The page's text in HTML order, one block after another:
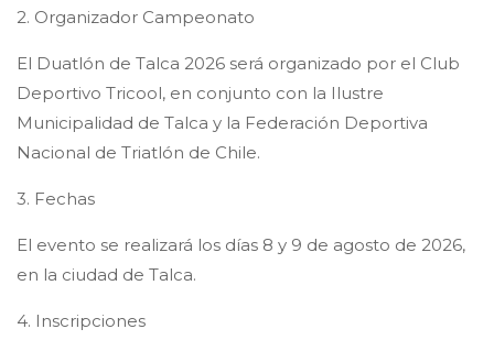
2. Organizador Campeonato
El Duatlón de Talca 2026 será organizado por el Club
Deportivo Tricool, en conjunto con la Ilustre
Municipalidad de Talca y la Federación Deportiva
Nacional de Triatlón de Chile.
3. Fechas
El evento se realizará los días 8 y 9 de agosto de 2026,
en la ciudad de Talca.
4. Inscripciones